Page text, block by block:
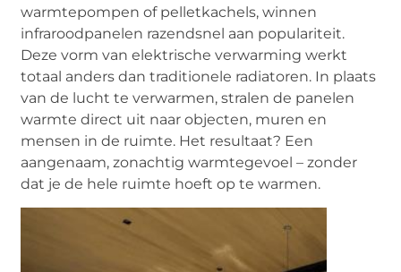
warmtepompen of pelletkachels, winnen
infraroodpanelen razendsnel aan populariteit.
Deze vorm van elektrische verwarming werkt
totaal anders dan traditionele radiatoren. In plaats
van de lucht te verwarmen, stralen de panelen
warmte direct uit naar objecten, muren en
mensen in de ruimte. Het resultaat? Een
aangenaam, zonachtig warmtegevoel – zonder
dat je de hele ruimte hoeft op te warmen.